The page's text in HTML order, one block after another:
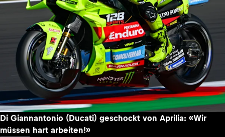
Di Giannantonio (Ducati) geschockt von Aprilia: «Wir
müssen hart arbeiten!»